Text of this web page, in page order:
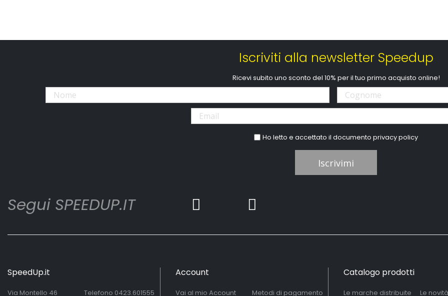
Iscriviti alla newsletter Speedup
Ricevi subito uno sconto del 10% per il tuo primo acquisto online!
Ho letto e accettato il documentoprivacy policy
Iscrivimi
Segui SPEEDUP.IT
SpeedUp.it
Via Montello 46 Telefono 0423.601555
Account
Vai al mio Account Metodi di pagamento
Catalogo prodotti
Le marche distribuite Le